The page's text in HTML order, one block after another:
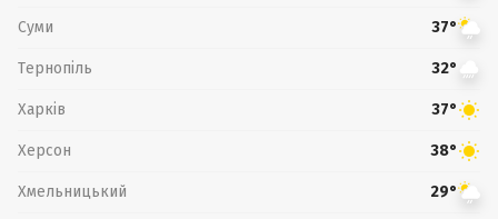
Суми 37°
Тернопіль 32°
Харків 37°
Херсон 38°
Хмельницький 29°